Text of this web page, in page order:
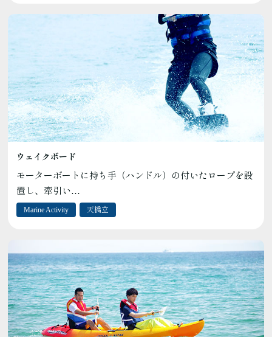
ウェイクボード
モーターボートに持ち手（ハンドル）の付いたロープを設
置し、牽引い…
Marine Activity 天橋立